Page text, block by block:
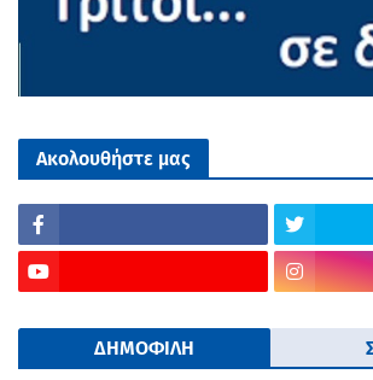
Ακολουθήστε μας
ΔΗΜΟΦΙΛΗ